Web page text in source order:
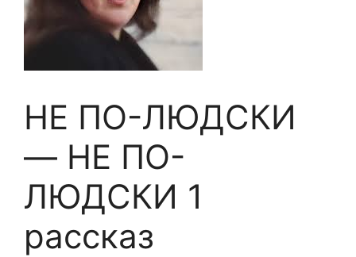
НЕ ПО-ЛЮДСКИ
— НЕ ПО-
ЛЮДСКИ 1
рассказ